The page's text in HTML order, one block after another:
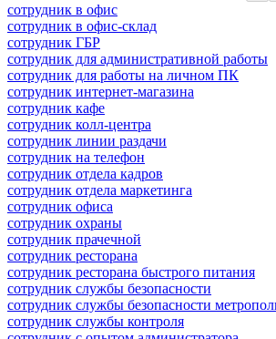
сотрудник в офис
сотрудник в офис-склад
сотрудник ГБР
сотрудник для административной работы
сотрудник для работы на личном ПК
сотрудник интернет-магазина
сотрудник кафе
сотрудник колл-центра
сотрудник линии раздачи
сотрудник на телефон
сотрудник отдела кадров
сотрудник отдела маркетинга
сотрудник офиса
сотрудник охраны
сотрудник прачечной
сотрудник ресторана
сотрудник ресторана быстрого питания
сотрудник службы безопасности
сотрудник службы безопасности
сотрудник службы контроля